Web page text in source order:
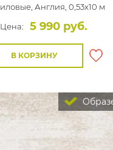
Англия, 0,53x10 м
Цена:
5 990 руб.
В КОРЗИНУ